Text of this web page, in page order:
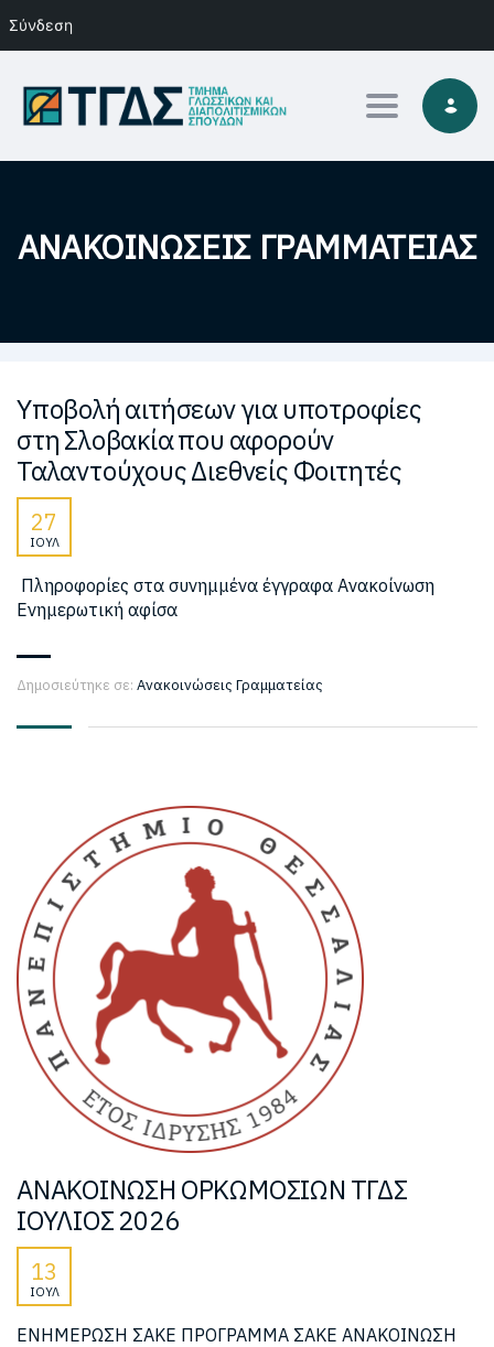
Σύνδεση
Toggle
ΑΝΑΚΟΙΝΏΣΕΙΣ ΓΡΑΜΜΑΤΕΊΑΣ
Υποβολή αιτήσεων για υποτροφίες
στη Σλοβακία που αφορούν
Ταλαντούχους Διεθνείς Φοιτητές
27
ΙΟΎΛ
Πληροφορίες στα συνημμένα έγγραφα Ανακοίνωση
Ενημερωτική αφίσα
Δημοσιεύτηκε σε: Ανακοινώσεις Γραμματείας
ΑΝΑΚΟΙΝΩΣΗ ΟΡΚΩΜΟΣΙΩΝ ΤΓΔΣ
ΙΟΥΛΙΟΣ 2026
13
ΙΟΎΛ
ΕΝΗΜΕΡΩΣΗ ΣΑΚΕ ΠΡΟΓΡΑΜΜΑ ΣΑΚΕ ΑΝΑΚΟΙΝΩΣΗ